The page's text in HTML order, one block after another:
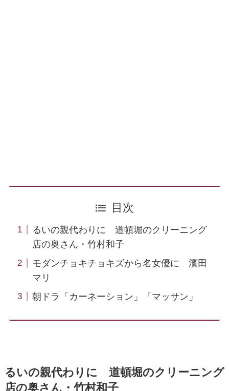
目次
るいの親代わりに 道頓堀のクリーニング
店の奥さん・竹村和子
モダンチョキチョキズから名女優に 濱田
マリ
朝ドラ「カーネーション」「マッサン」
るいの親代わりに 道頓堀のクリーニング
店の奥さん・竹村和子